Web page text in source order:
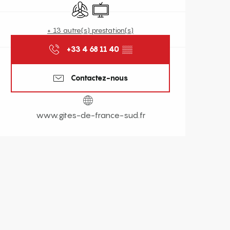
Air conditionné
Télévision
+ 13 autre(s) prestation(s)
+33 4 68 11 40 ▒▒
Contactez-nous
www.gites-de-france-sud.fr